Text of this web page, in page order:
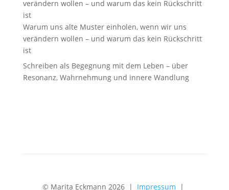
Warum uns alte Muster einholen, wenn wir uns
verändern wollen – und warum das kein Rückschritt
ist
Schreiben als Begegnung mit dem Leben – über
Resonanz, Wahrnehmung und innere Wandlung
© Marita Eckmann 2026 | Impressum |